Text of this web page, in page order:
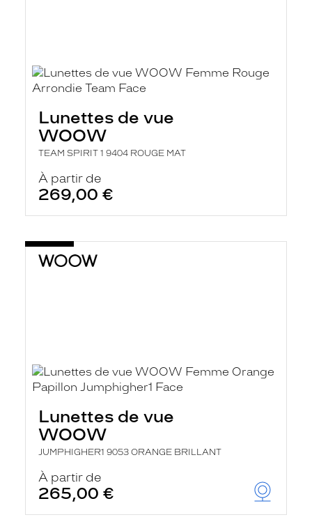
Lunettes de vue
WOOW
TEAM SPIRIT 1 9404 ROUGE MAT
À partir de
269,00 €
Lunettes de vue
WOOW
JUMPHIGHER1 9053 ORANGE BRILLANT
À partir de
265,00 €